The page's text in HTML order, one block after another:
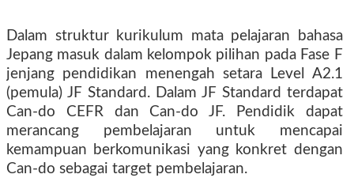
Dalam struktur kurikulum mata pelajaran bahasa
Jepang masuk dalam kelompok pilihan pada Fase F
jenjang pendidikan menengah setara Level A2.1
(pemula) JF Standard. Dalam JF Standard terdapat
Can-do CEFR dan Can-do JF. Pendidik dapat
merancang pembelajaran untuk mencapai
kemampuan berkomunikasi yang konkret dengan
Can-do sebagai target pembelajaran.